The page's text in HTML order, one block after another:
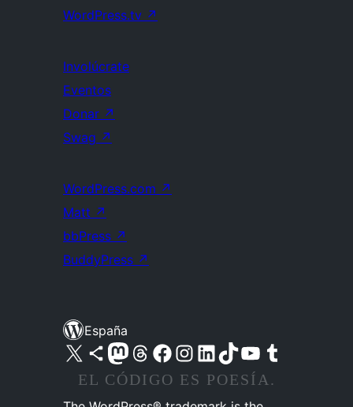
WordPress.tv ↗
Involúcrate
Eventos
Donar ↗
Swag ↗
WordPress.com ↗
Matt ↗
bbPress ↗
BuddyPress ↗
España
Visita nuestra cuenta de X (anteriormente Twitter)
Visita nuestra cuenta de Bluesky
Visita nuestra cuenta de Mastodon
Visita nuestra cuenta de Threads
Visita nuestra página de Facebook
Visita nuestra cuenta de Instagram
Visita nuestra cuenta de LinkedIn
Visita nuestra cuenta de TikTok
Visita nuestro canal de YouTube
Visita nuestra cuenta de Tumblr
EL CÓDIGO ES POESÍA.